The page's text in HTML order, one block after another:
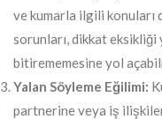
ve kumarla ilgili konuları
sorunları, dikkat eksikliği
bitirememesine yol
Yalan Söyleme Eğilimi:
partnerine veya iş